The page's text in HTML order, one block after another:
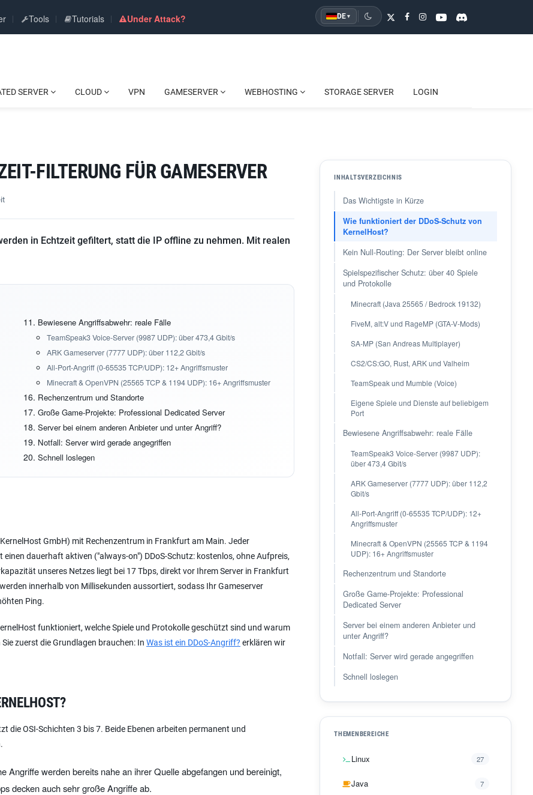
Tools Tutorials Under Attack? DE ▾
SERVER CLOUD VPN GAMESERVER WEBHOSTING STORAGE SERVER LOGIN
FILTERUNG FÜR GAMESERVER
in Echtzeit gefiltert, statt die IP offline zu nehmen. Mit realen
Bewiesene Angriffsabwehr: reale Fälle
TeamSpeak3 Voice-Server (9987 UDP): über 473,4 Gbit/s
ARK Gameserver (7777 UDP): über 112,2 Gbit/s
All-Port-Angriff (0-65535 TCP/UDP): 12+ Angriffsmuster
Minecraft & OpenVPN (25565 TCP & 1194 UDP): 16+ Angriffsmuster
Rechenzentrum und Standorte
Große Game-Projekte: Professional Dedicated Server
Server bei einem anderen Anbieter und unter Angriff?
Notfall: Server wird gerade angegriffen
Schnell loslegen
GmbH) mit Rechenzentrum in Frankfurt am Main. Jeder
dauerhaft aktiven ("always-on") DDoS-Schutz: kostenlos, ohne Aufpreis,
unseres Netzes liegt bei 17 Tbps, direkt vor Ihrem Server in Frankfurt
innerhalb von Millisekunden aussortiert, sodass Ihr Gameserver
Ping.
funktioniert, welche Spiele und Protokolle geschützt sind und warum
zuerst die Grundlagen brauchen: In Was ist ein DDoS-Angriff? erklären wir
OSI-Schichten 3 bis 7. Beide Ebenen arbeiten permanent und
Angriffe werden bereits nahe an ihrer Quelle abgefangen und bereinigt,
decken auch sehr große Angriffe ab.
INHALTSVERZEICHNIS
Das Wichtigste in Kürze
Wie funktioniert der DDoS-Schutz von
KernelHost?
Kein Null-Routing: Der Server bleibt online
Spielspezifischer Schutz: über 40 Spiele
und Protokolle
Minecraft (Java 25565 / Bedrock 19132)
FiveM, alt:V und RageMP (GTA-V-Mods)
SA-MP (San Andreas Multiplayer)
CS2/CS:GO, Rust, ARK und Valheim
TeamSpeak und Mumble (Voice)
Eigene Spiele und Dienste auf beliebigem
Port
Bewiesene Angriffsabwehr: reale Fälle
TeamSpeak3 Voice-Server (9987 UDP):
über 473,4 Gbit/s
ARK Gameserver (7777 UDP): über 112,2
Gbit/s
All-Port-Angriff (0-65535 TCP/UDP): 12+
Angriffsmuster
Minecraft & OpenVPN (25565 TCP & 1194
UDP): 16+ Angriffsmuster
Rechenzentrum und Standorte
Große Game-Projekte: Professional
Dedicated Server
Server bei einem anderen Anbieter und
unter Angriff?
Notfall: Server wird gerade angegriffen
Schnell loslegen
THEMENBEREICHE
Linux 27
Java 7